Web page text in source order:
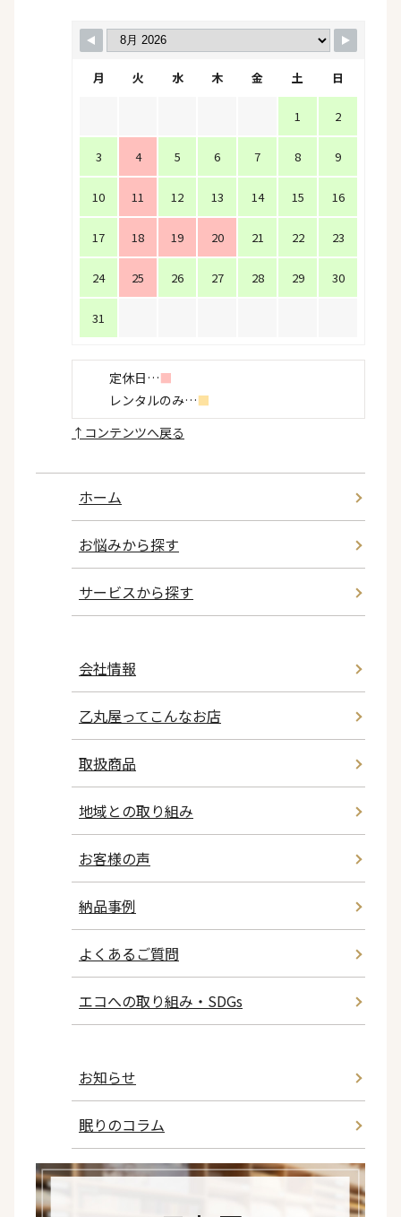
月 火 水 木 金 土 日
1 2
3 4 5 6 7 8 9
10 11 12 13 14 15 16
17 18 19 20 21 22 23
24 25 26 27 28 29 30
31
定休日…■
レンタルのみ…■
↑ コンテンツへ戻る
ホーム
お悩みから探す
サービスから探す
会社情報
乙丸屋ってこんなお店
取扱商品
地域との取り組み
お客様の声
納品事例
よくあるご質問
エコへの取り組み・SDGs
お知らせ
眠りのコラム